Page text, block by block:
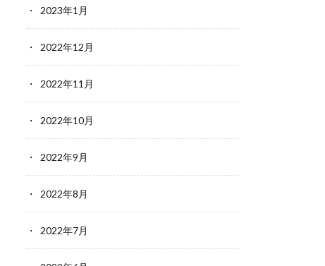
2023年1月
2022年12月
2022年11月
2022年10月
2022年9月
2022年8月
2022年7月